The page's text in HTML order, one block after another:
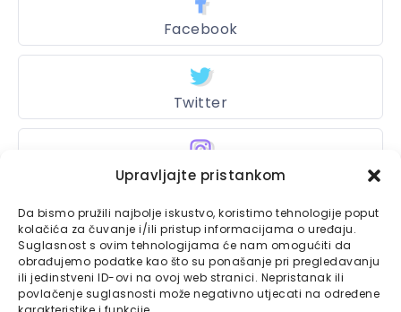
Upravljajte pristankom
Da bismo pružili najbolje iskustvo, koristimo tehnologije poput
kolačića za čuvanje i/ili pristup informacijama o uređaju.
Suglasnost s ovim tehnologijama će nam omogućiti da
obrađujemo podatke kao što su ponašanje pri pregledavanju
ili jedinstveni ID-ovi na ovoj web stranici. Nepristanak ili
povlačenje suglasnosti može negativno utjecati na određene
Facebook
Twitter
Instagram
Bajtbox
Linkovi
Bajtbox koristi